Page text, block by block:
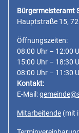
Bürgermeisteramt
Hauptstraße 15,
Öffnungszeiten:
08:00 Uhr – 12:00
15:00 Uhr – 18:30
08:00 Uhr – 11:30
Kontakt:
E-Mail:
Mitarbeitende (mit